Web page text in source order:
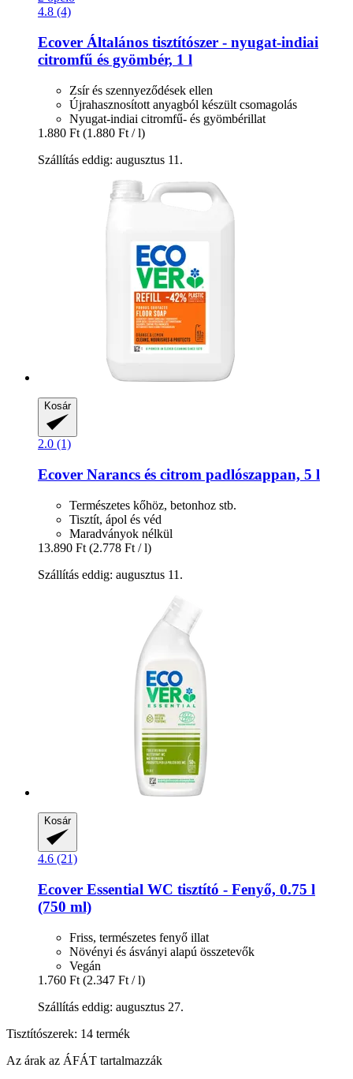
4.8 (4)
Ecover Általános tisztítószer -​ nyugat-​indiai
citromfű és gyömbér, 1 l
Zsír és szennyeződések ellen
Újrahasznosított anyagból készült csomagolás
Nyugat-indiai citromfű- és gyömbérillat
1.880 Ft (1.880 Ft / l)
Szállítás eddig: augusztus 11.
Kosár
2.0 (1)
Ecover Narancs és citrom padlószappan, 5 l
Természetes kőhöz, betonhoz stb.
Tisztít, ápol és véd
Maradványok nélkül
13.890 Ft (2.778 Ft / l)
Szállítás eddig: augusztus 11.
Kosár
4.6 (21)
Ecover Essential WC tisztító -​ Fenyő, 0.75 l
(750 ml)
Friss, természetes fenyő illat
Növényi és ásványi alapú összetevők
Vegán
1.760 Ft (2.347 Ft / l)
Szállítás eddig: augusztus 27.
Tisztítószerek: 14 termék
Az árak az ÁFÁT tartalmazzák